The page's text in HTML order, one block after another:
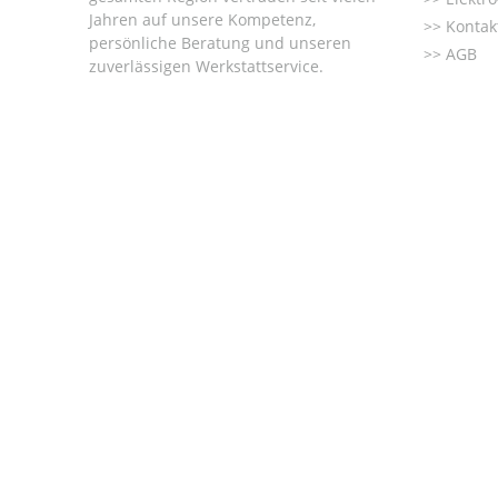
Jahren auf unsere Kompetenz,
persönliche Beratung und unseren
zuverlässigen Werkstattservice.
AGB